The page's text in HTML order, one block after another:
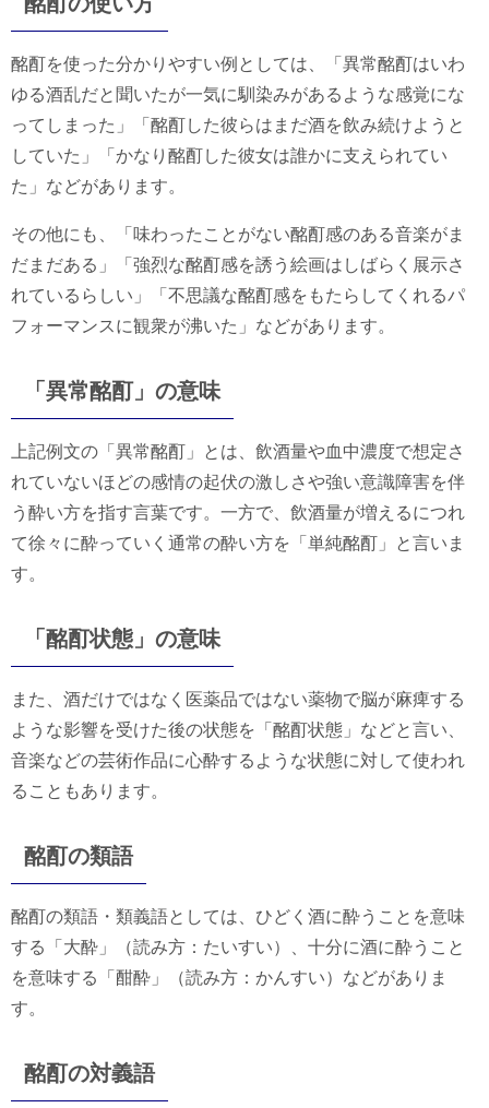
酩酊を使った分かりやすい例としては、「異常酩酊はいわ
ゆる酒乱だと聞いたが一気に馴染みがあるような感覚にな
ってしまった」「酩酊した彼らはまだ酒を飲み続けようと
していた」「かなり酩酊した彼女は誰かに支えられてい
た」などがあります。
その他にも、「味わったことがない酩酊感のある音楽がま
だまだある」「強烈な酩酊感を誘う絵画はしばらく展示さ
れているらしい」「不思議な酩酊感をもたらしてくれるパ
フォーマンスに観衆が沸いた」などがあります。
「異常酩酊」の意味
上記例文の「異常酩酊」とは、飲酒量や血中濃度で想定さ
れていないほどの感情の起伏の激しさや強い意識障害を伴
う酔い方を指す言葉です。一方で、飲酒量が増えるにつれ
て徐々に酔っていく通常の酔い方を「単純酩酊」と言いま
す。
「酩酊状態」の意味
また、酒だけではなく医薬品ではない薬物で脳が麻痺する
ような影響を受けた後の状態を「酩酊状態」などと言い、
音楽などの芸術作品に心酔するような状態に対して使われ
ることもあります。
酩酊の類語
酩酊の類語・類義語としては、ひどく酒に酔うことを意味
する「大酔」（読み方：たいすい）、十分に酒に酔うこと
を意味する「酣酔」（読み方：かんすい）などがありま
す。
酩酊の対義語